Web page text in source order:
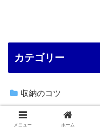
カテゴリー
収納のコツ
収納の考え方・手順
メニュー ホーム